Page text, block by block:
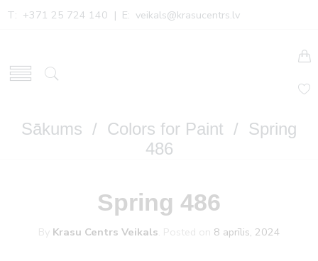
T: +371 25 724 140 | E: veikals@krasucentrs.lv
Sākums / Colors for Paint / Spring
486
Spring 486
By Krasu Centrs Veikals Posted on 8 aprīlis, 2024